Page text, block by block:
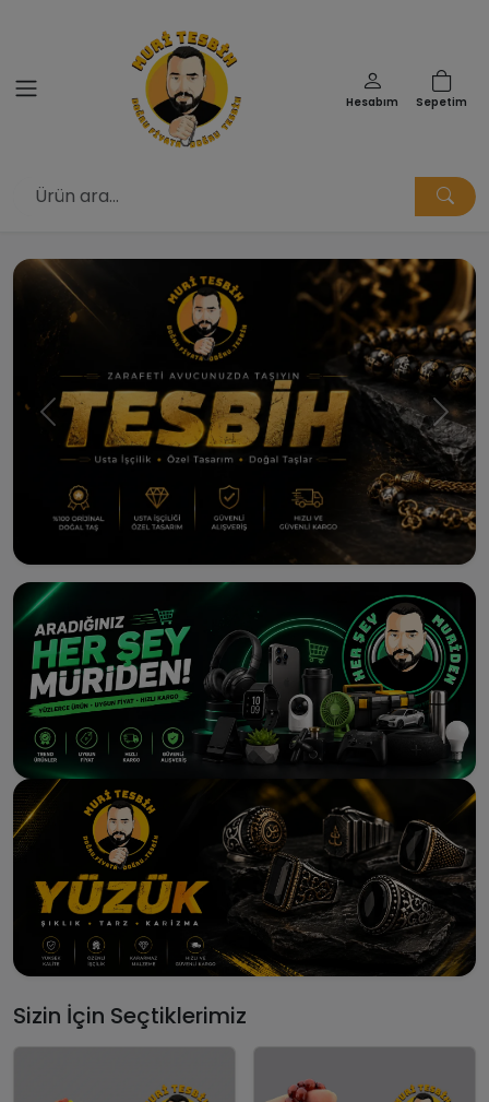
Hesabım Sepetim
Muri Tesbih | Doğru Fiyata
Sizin İçin Seçtiklerimiz